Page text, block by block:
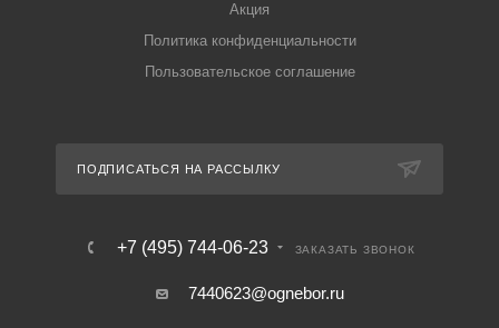
Акция
Политика конфиденциальности
Пользовательское соглашение
ПОДПИСАТЬСЯ НА РАССЫЛКУ
+7 (495) 744-06-23 ЗАКАЗАТЬ ЗВОНОК
7440623@ognebor.ru